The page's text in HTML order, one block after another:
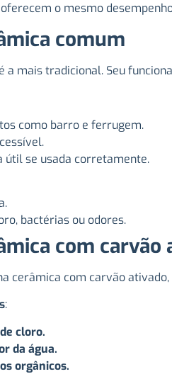
o mesmo
comum
a mais tradicional. Seu
como barro e ferrugem.
útil se usada corretamente.
bactérias ou odores.
com carvão
cerâmica com carvão
:
cloro.
da água.
orgânicos.